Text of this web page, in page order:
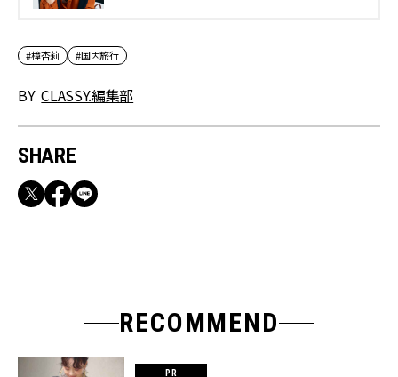
#樟杏莉 #国内旅行
BY CLASSY.編集部
SHARE
RECOMMEND